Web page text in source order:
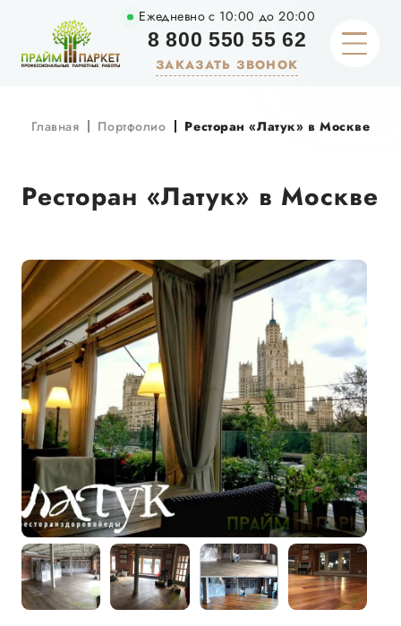
Ежедневно с 10:00 до 20:00
8 800 550 55 62
ЗАКАЗАТЬ ЗВОНОК
О КОМПАНИИ
ТАРИФЫ И ЦЕНЫ
МАТЕРИАЛЫ
ПОРТФОЛИО
АКЦИИ
КОНТАКТЫ
Главная Портфолио Ресторан «Латук» в Москве
Ресторан «Латук» в Москве